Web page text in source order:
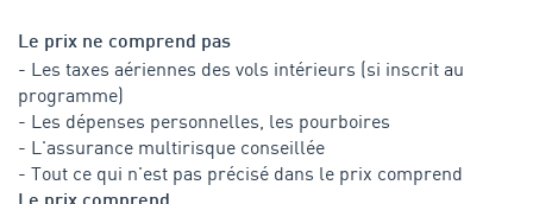
Le prix ne comprend pas
- Les taxes aériennes des vols intérieurs (si inscrit au
programme)
- Les dépenses personnelles, les pourboires
- L'assurance multirisque conseillée
- Tout ce qui n'est pas précisé dans le prix comprend